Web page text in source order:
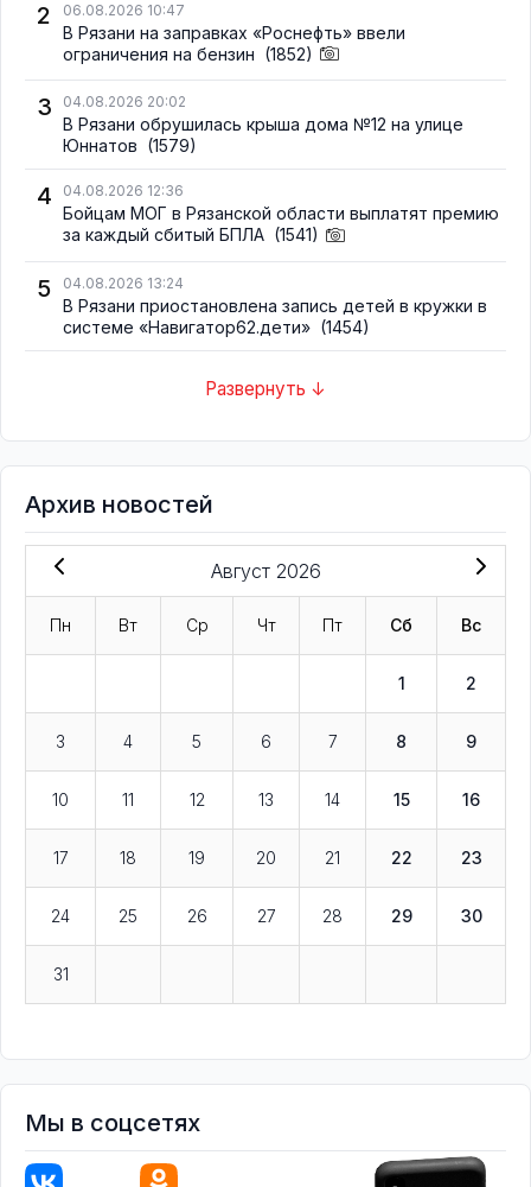
2 06.08.2026 10:47
В Рязани на заправках «Роснефть» ввели
ограничения на бензин (1852)
3 04.08.2026 20:02
В Рязани обрушилась крыша дома №12 на улице
Юннатов (1579)
4 04.08.2026 12:36
Бойцам МОГ в Рязанской области выплатят премию
за каждый сбитый БПЛА (1541)
5 04.08.2026 13:24
В Рязани приостановлена запись детей в кружки в
системе «Навигатор62.дети» (1454)
Развернуть ↓
Архив новостей
Август 2026
Пн Вт Ср Чт Пт Сб Вс
1 2
3 4 5 6 7 8 9
10 11 12 13 14 15 16
17 18 19 20 21 22 23
24 25 26 27 28 29 30
31
Мы в соцсетях